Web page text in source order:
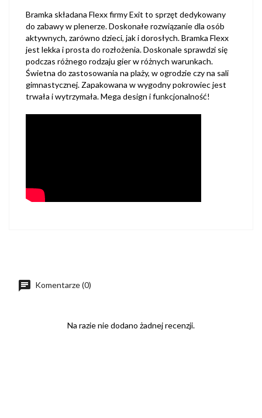
Bramka składana Flexx firmy Exit to sprzęt dedykowany
do zabawy w plenerze. Doskonałe rozwiązanie dla osób
aktywnych, zarówno dzieci, jak i dorosłych. Bramka Flexx
jest lekka i prosta do rozłożenia. Doskonale sprawdzi się
podczas różnego rodzaju gier w różnych warunkach.
Świetna do zastosowania na plaży, w ogrodzie czy na sali
gimnastycznej. Zapakowana w wygodny pokrowiec jest
trwała i wytrzymała. Mega design i funkcjonalność!
Komentarze (0)
Na razie nie dodano żadnej recenzji.